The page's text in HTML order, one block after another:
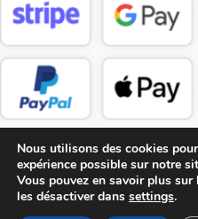
Nous utilisons des cookies
expérience possible sur notre
Vous pouvez en savoir plus
les désactiver dans settings.